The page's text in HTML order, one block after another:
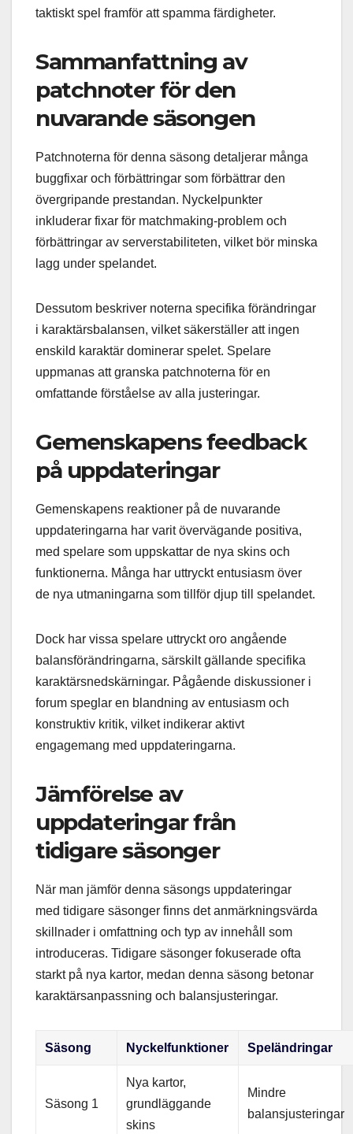
taktiskt spel framför att spamma färdigheter.
Sammanfattning av
patchnoter för den
nuvarande säsongen
Patchnoterna för denna säsong detaljerar många
buggfixar och förbättringar som förbättrar den
övergripande prestandan. Nyckelpunkter
inkluderar fixar för matchmaking-problem och
förbättringar av serverstabiliteten, vilket bör minska
lagg under spelandet.
Dessutom beskriver noterna specifika förändringar
i karaktärsbalansen, vilket säkerställer att ingen
enskild karaktär dominerar spelet. Spelare
uppmanas att granska patchnoterna för en
omfattande förståelse av alla justeringar.
Gemenskapens feedback
på uppdateringar
Gemenskapens reaktioner på de nuvarande
uppdateringarna har varit övervägande positiva,
med spelare som uppskattar de nya skins och
funktionerna. Många har uttryckt entusiasm över
de nya utmaningarna som tillför djup till spelandet.
Dock har vissa spelare uttryckt oro angående
balansförändringarna, särskilt gällande specifika
karaktärsnedskärningar. Pågående diskussioner i
forum speglar en blandning av entusiasm och
konstruktiv kritik, vilket indikerar aktivt
engagemang med uppdateringarna.
Jämförelse av
uppdateringar från
tidigare säsonger
När man jämför denna säsongs uppdateringar
med tidigare säsonger finns det anmärkningsvärda
skillnader i omfattning och typ av innehåll som
introduceras. Tidigare säsonger fokuserade ofta
starkt på nya kartor, medan denna säsong betonar
karaktärsanpassning och balansjusteringar.
Säsong Nyckelfunktioner Speländringar
Säsong 1
Nya kartor,
grundläggande
skins
Mindre
balansjusteringar